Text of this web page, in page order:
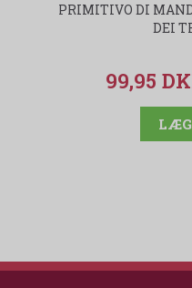
PRIMITIVO DI
DEI
99,95